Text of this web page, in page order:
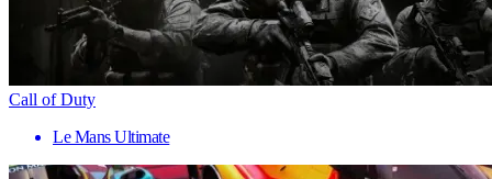
Call of Duty
Le Mans Ultimate